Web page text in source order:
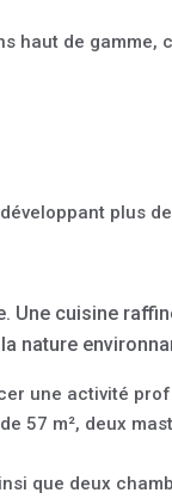
haut de
plus
Une cuisine
nature
une activité
57 m², deux
que deux